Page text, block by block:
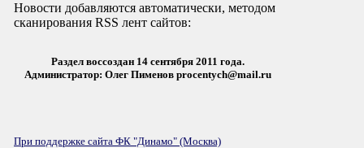
Новости добавляются автоматически, методом
сканирования RSS лент сайтов:
Раздел воссоздан 14 сентября 2011 года.
Администратор: Олег Пименов procentych@mail.ru
При поддержке сайта ФК "Динамо" (Москва)